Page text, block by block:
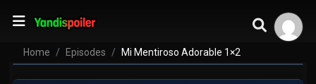
Home Episodes Mi Mentiroso Adorable 1×2